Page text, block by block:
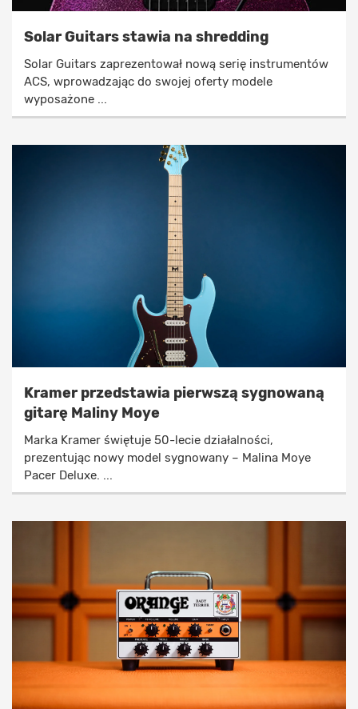
Solar Guitars stawia na shredding
Solar Guitars zaprezentował nową serię instrumentów
ACS, wprowadzając do swojej oferty modele
wyposażone ...
Kramer przedstawia pierwszą sygnowaną
gitarę Maliny Moye
Marka Kramer świętuje 50-lecie działalności,
prezentując nowy model sygnowany – Malina Moye
Pacer Deluxe. ...